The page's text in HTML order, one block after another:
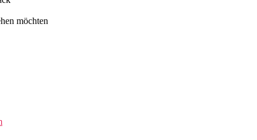
möchten